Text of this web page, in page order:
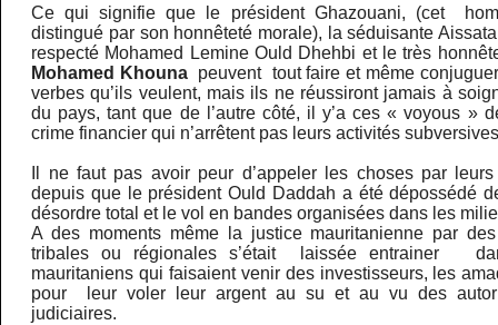
Ce qui signifie que le président Ghazouani, (cet
distingué par son honnêteté morale), la séduisante
respecté Mohamed Lemine Ould Dhehbi et le très
Mohamed Khounapeuvent tout faire et même
verbes qu’ils veulent, mais ils ne réussiront jamais à
du pays, tant que de l’autre côté, il y’a ces « voyous »
crime financier qui n’arrêtent pas leurs activités
Il ne faut pas avoir peur d’appeler les choses par
depuis que le président Ould Daddah a été dépossédé
désordre total et le vol en bandes organisées dans les
A des moments même la justice mauritanienne par
tribales ou régionales s’était laissée entrainer
mauritaniens qui faisaient venir des investisseurs, les
pour leur voler leur argent au su et au vu des
judiciaires.